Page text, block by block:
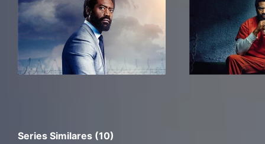
Series Similares (10)